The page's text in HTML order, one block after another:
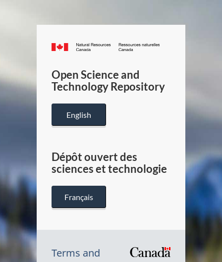
Canada.ca
/
Canada
Open Science and
Technology Repository
English
Dépôt ouvert des
sciences et technologie
Français
Terms and